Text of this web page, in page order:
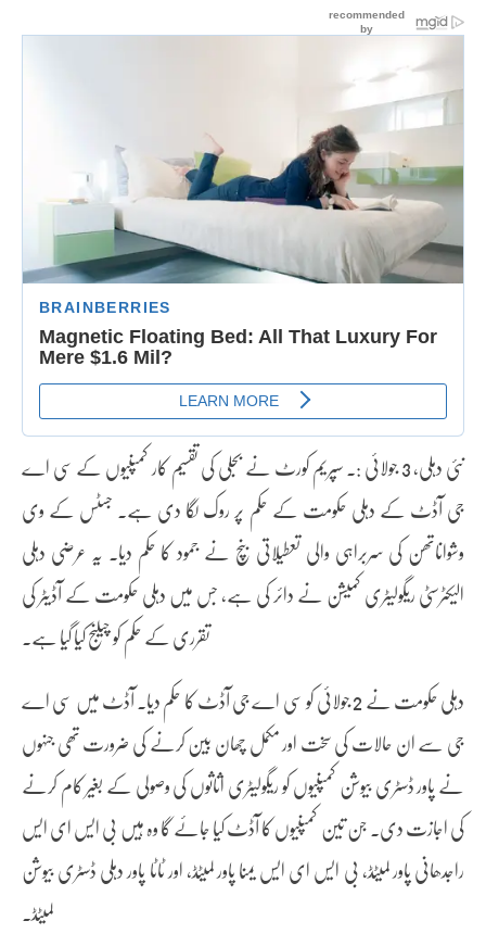
نئی دہلی، 3 جولائی :۔ سپریم کورٹ نے بجلی کی تقسیم کار کمپنیوں کے سی اے
جی آڈٹ کے دہلی حکومت کے حکم پر روک لگا دی ہے۔ جسٹس کے وی
وشواناتھن کی سربراہی والی تعطیلاتی بنچ نے جمود کا حکم دیا۔ یہ عرضی دہلی
الیکٹرسٹی ریگولیٹری کمیشن نے دائر کی ہے، جس میں دہلی حکومت کے آڈیٹر کی
تقرری کے حکم کو چیلنج کیا گیا ہے۔
دہلی حکومت نے 2 جولائی کو سی اے جی آڈٹ کا حکم دیا۔ آڈٹ میں سی اے
جی سے ان حالات کی سخت اور مکمل چھان بین کرنے کی ضرورت تھی جنہوں
نے پاور ڈسٹری بیوشن کمپنیوں کو ریگولیٹری اثاثوں کی وصولی کے بغیر کام کرنے
کی اجازت دی۔ جن تین کمپنیوں کا آڈٹ کیا جائے گا وہ ہیں بی ایس ای ایس
راجدھانی پاور لمیٹڈ، بی ایس ای ایس یمنا پاور لمیٹڈ، اور ٹاٹا پاور دہلی ڈسٹری بیوشن
لمیٹڈ۔